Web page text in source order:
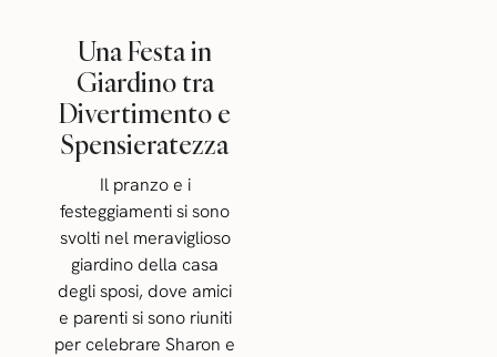
Una Festa in
Giardino tra
Divertimento e
Spensieratezza
Il pranzo e i
festeggiamenti si sono
svolti nel meraviglioso
giardino della casa
degli sposi, dove amici
e parenti si sono riuniti
per celebrare Sharon e